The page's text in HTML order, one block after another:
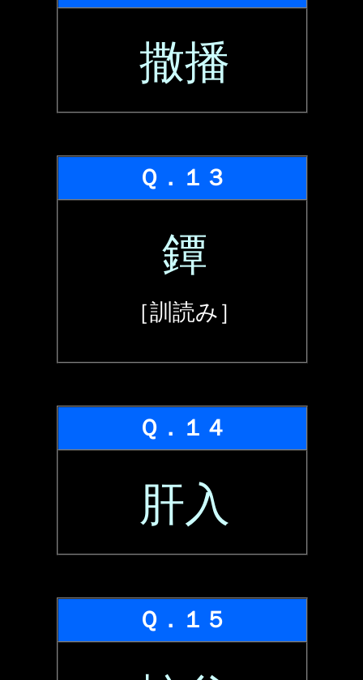
撒播
Ｑ．１３
鐔
［訓読み］
Ｑ．１４
肝入
Ｑ．１５